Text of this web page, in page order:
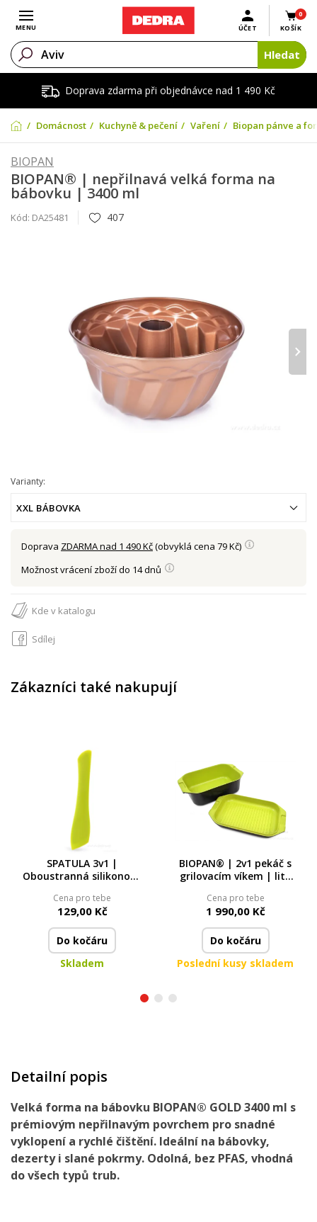
Doprava zdarma při objednávce nad 1 490 Kč
Otevřít menu
MENU
0
KOŠÍK
ÚČET
Hledat
Domácnost Kuchyně & pečení Vaření Biopan pánve a
BIOPAN
BIOPAN® | nepřilnavá velká forma na
bábovku | 3400 ml
Kód: DA25481 407
›
Varianty:
XXL BÁBOVKA
Doprava ZDARMA nad 1 490 Kč(obvyklá cena 79 Kč)
Možnost vrácení zboží do 14 dnů
Kde v katalogu
Sdílej
Zákazníci také nakupují
SPATULA 3v1 |
Oboustranná silikonová
stěrka | Kovové jádro |
29 cm
Cena pro tebe
129,00 Kč
Do kočáru
Skladem
BIOPAN® | 2v1 pekáč s
grilovacím víkem | litý
povrch | 8 L + 3,3 L
Cena pro tebe
1 990,00 Kč
Do kočáru
Poslední kusy skladem
Detailní popis
Velká forma na bábovku BIOPAN® GOLD 3400 ml s
prémiovým nepřilnavým povrchem pro snadné
vyklopení a rychlé čištění. Ideální na bábovky,
dezerty i slané pokrmy. Odolná, bez PFAS, vhodná
do všech typů trub.